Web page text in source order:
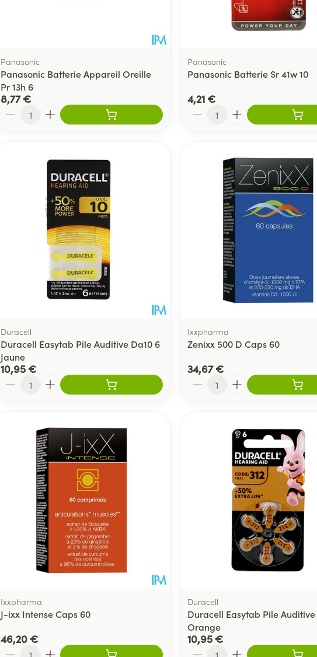
Panasonic
Panasonic Batterie Appareil Oreille
Pr 13h 6
8,77 €
Quantité
Panasonic
Panasonic Batterie Sr 41w 10
4,21 €
Quantité
Duracell
Duracell Easytab Pile Auditive Da10 6
Jaune
10,95 €
Quantité
Ixxpharma
Zenixx 500 D Caps 60
34,67 €
Quantité
Ixxpharma
J-ixx Intense Caps 60
46,20 €
Quantité
Duracell
Duracell Easytab Pile Auditive
Orange
10,95 €
Quantité